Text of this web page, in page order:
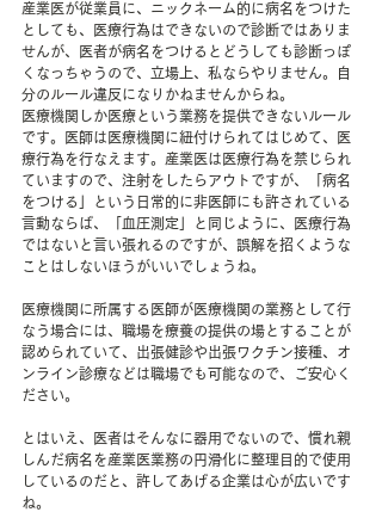
産業医が従業員に、ニックネーム的に病名をつけた
としても、医療行為はできないので診断ではありま
せんが、医者が病名をつけるとどうしても診断っぽ
くなっちゃうので、立場上、私ならやりません。自
分のルール違反になりかねませんからね。
医療機関しか医療という業務を提供できないルール
です。医師は医療機関に紐付けられてはじめて、医
療行為を行なえます。産業医は医療行為を禁じられ
ていますので、注射をしたらアウトですが、「病名
をつける」という日常的に非医師にも許されている
言動ならば、「血圧測定」と同じように、医療行為
ではないと言い張れるのですが、誤解を招くような
ことはしないほうがいいでしょうね。
医療機関に所属する医師が医療機関の業務として行
なう場合には、職場を療養の提供の場とすることが
認められていて、出張健診や出張ワクチン接種、オ
ンライン診療などは職場でも可能なので、ご安心く
ださい。
とはいえ、医者はそんなに器用でないので、慣れ親
しんだ病名を産業医業務の円滑化に整理目的で使用
しているのだと、許してあげる企業は心が広いです
ね。